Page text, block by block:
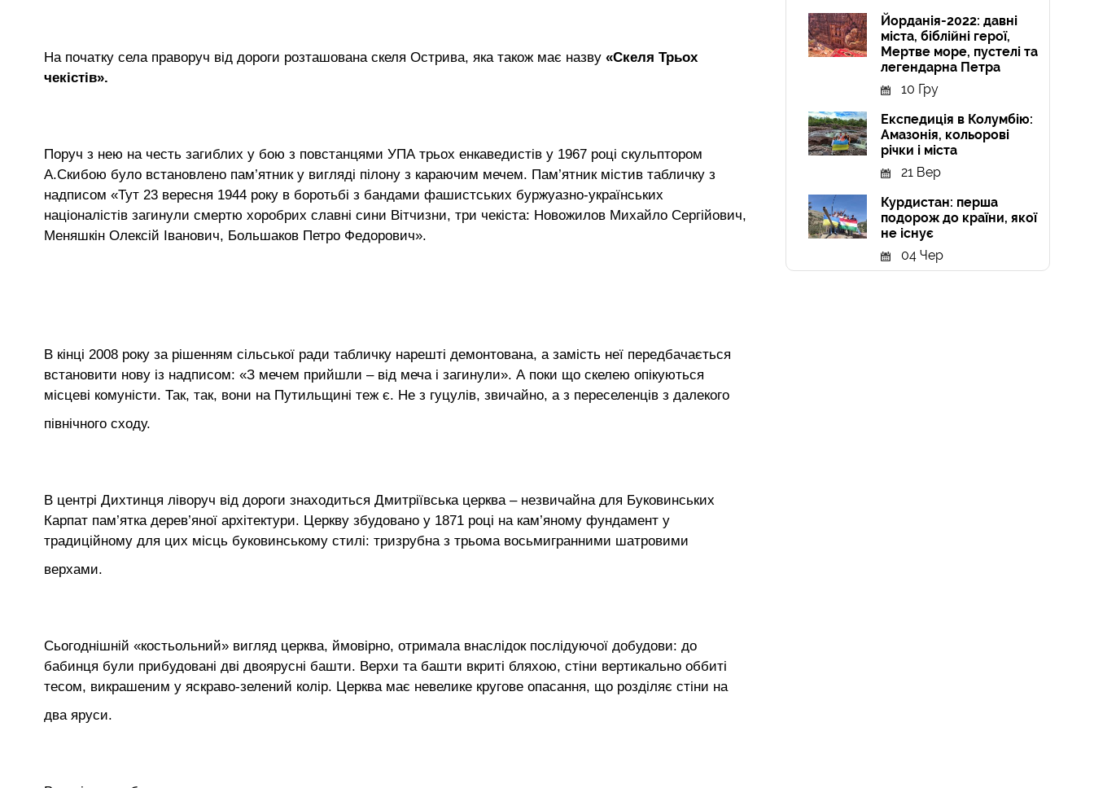
На початку села праворуч від дороги розташована скеля Острива, яка також має назву «Скеля Трьох
чекістів».
Поруч з нею на честь загиблих у бою з повстанцями УПА трьох енкаведистів у 1967 році скульптором
А.Скибою було встановлено пам’ятник у вигляді пілону з караючим мечем. Пам’ятник містив табличку з
надписом «Тут 23 вересня 1944 року в боротьбі з бандами фашистських буржуазно-українських
націоналістів загинули смертю хоробрих славні сини Вітчизни, три чекіста: Новожилов Михайло Сергійович,
Меняшкін Олексій Іванович, Большаков Петро Федорович».
В кінці 2008 року за рішенням сільської ради табличку нарешті демонтована, а замість неї передбачається
встановити нову із надписом: «З мечем прийшли – від меча і загинули». А поки що скелею опікуються
місцеві комуністи. Так, так, вони на Путильщині теж є. Не з гуцулів, звичайно, а з переселенців з далекого
північного сходу.
В центрі Дихтинця ліворуч від дороги знаходиться Дмитріївська церква – незвичайна для Буковинських
Карпат пам’ятка дерев’яної архітектури. Церкву збудовано у 1871 році на кам’яному фундамент у
традиційному для цих місць буковинському стилі: тризрубна з трьома восьмигранними шатровими
верхами.
Сьогоднішній «костьольний» вигляд церква, ймовірно, отримала внаслідок послідуючої добудови: до
бабинця були прибудовані дві двоярусні башти. Верхи та башти вкриті бляхою, стіни вертикально оббиті
тесом, викрашеним у яскраво-зелений колір. Церква має невелике кругове опасання, що розділяє стіни на
два яруси.
Йорданія-2022: давні
міста, біблійні герої,
Мертве море, пустелі та
легендарна Петра
10 Гру
Експедиція в Колумбію:
Амазонія, кольорові
річки і міста
21 Вер
Курдистан: перша
подорож до країни, якої
не існує
04 Чер